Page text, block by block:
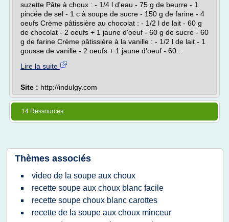
suzette Pâte à choux : - 1/4 l d'eau - 75 g de beurre - 1
pincée de sel - 1 c à soupe de sucre - 150 g de farine - 4
oeufs Crème pâtissière au chocolat : - 1/2 l de lait - 60 g
de chocolat - 2 oeufs + 1 jaune d'oeuf - 60 g de sucre - 60
g de farine Crème pâtissière à la vanille : - 1/2 l de lait - 1
gousse de vanille - 2 oeufs + 1 jaune d'oeuf - 60...
Lire la suite
Site : http://indulgy.com
14 Ressources
Thèmes associés
video de la soupe aux choux
recette soupe aux choux blanc facile
recette soupe choux blanc carottes
recette de la soupe aux choux minceur